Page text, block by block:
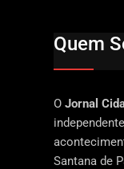
Quem
O Jornal
Santana de